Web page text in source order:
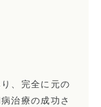
、完全に元の
治療の成功さ